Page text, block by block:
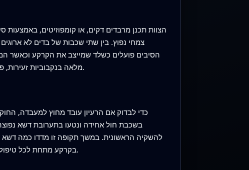
הצוות תכנן מרבדים דקים, או קומפוזיטים,
צמחי נפוץ. בין שתי שכבות של בדים לא
מלאה בנקבוביות זעירות, פועלת כספוג — סופגת מים ומינרלים מומסים ומשחררת אותם בהדרגה לשורשים תוך סיוע בהדגשת פחמן בקרקע.
כדי לבדוק אם הרעיון עובד מחוץ למעבדה,
בשכבת חול אחידה ונטעו בתערובת דשא
להשקיה הראשונית. במשך תקופה זו מדדו כמה
בקרקע מתחת לכל טיפול. פריסה זו חיקתה מבנים הנדסיים אמיתיים כגון בורות דרך וסוללות, שבהם קשה להקים צמחייה והתחזוקה יקרה.